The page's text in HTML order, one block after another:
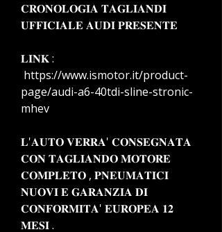
𝐂𝐑𝐎𝐍𝐎𝐋𝐎𝐆𝐈𝐀 𝐓𝐀𝐆𝐋𝐈𝐀𝐍𝐃𝐈
𝐔𝐅𝐅𝐈𝐂𝐈𝐀𝐋𝐄 𝐀𝐔𝐃𝐈 𝐏𝐑𝐄𝐒𝐄𝐍𝐓𝐄
𝐋𝐈𝐍𝐊 :
https://www.ismotor.it/product-
page/audi-a6-40tdi-sline-stronic-
mhev
𝐋'𝐀𝐔𝐓𝐎 𝐕𝐄𝐑𝐑𝐀' 𝐂𝐎𝐍𝐒𝐄𝐆𝐍𝐀𝐓𝐀
𝐂𝐎𝐍 𝐓𝐀𝐆𝐋𝐈𝐀𝐍𝐃𝐎 𝐌𝐎𝐓𝐎𝐑𝐄
𝐂𝐎𝐌𝐏𝐋𝐄𝐓𝐎 , 𝐏𝐍𝐄𝐔𝐌𝐀𝐓𝐈𝐂𝐈
𝐍𝐔𝐎𝐕𝐈 𝐄 𝐆𝐀𝐑𝐀𝐍𝐙𝐈𝐀 𝐃𝐈
𝐂𝐎𝐍𝐅𝐎𝐑𝐌𝐈𝐓𝐀' 𝐄𝐔𝐑𝐎𝐏𝐄𝐀 𝟏𝟐
𝐌𝐄𝐒𝐈 .